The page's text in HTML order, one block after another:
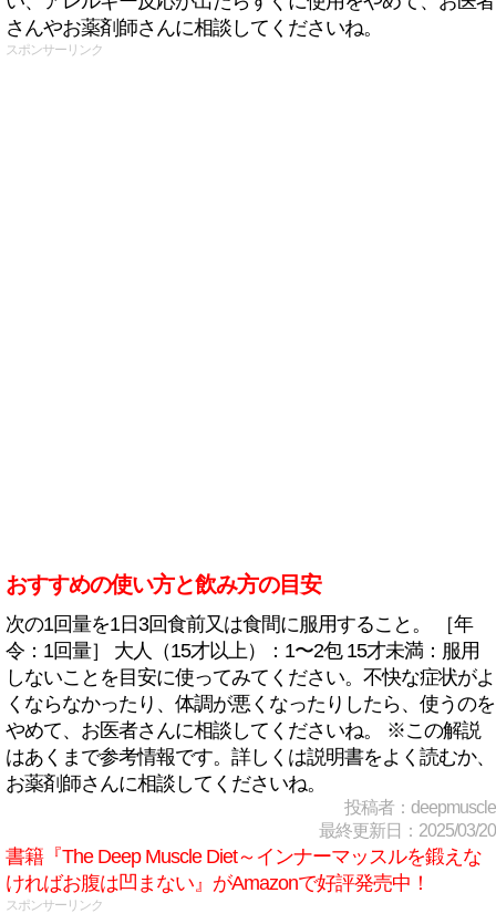
さんやお薬剤師さんに相談してくださいね。
スポンサーリンク
おすすめの使い方と飲み方の目安
次の1回量を1日3回食前又は食間に服用すること。 ［年
令：1回量］ 大人（15才以上）：1〜2包 15才未満：服用
しないことを目安に使ってみてください。不快な症状がよ
くならなかったり、体調が悪くなったりしたら、使うのを
やめて、お医者さんに相談してくださいね。 ※この解説
はあくまで参考情報です。詳しくは説明書をよく読むか、
お薬剤師さんに相談してくださいね。
投稿者：deepmuscle
最終更新日：2025/03/20
書籍『The Deep Muscle Diet～インナーマッスルを鍛えな
ければお腹は凹まない』がAmazonで好評発売中！
スポンサーリンク